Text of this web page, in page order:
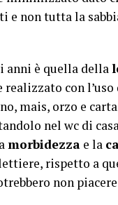
e non tutta la
anni è quella della
con
mais, orzo e
nel wc di
morbidezza e la
rispetto a
non